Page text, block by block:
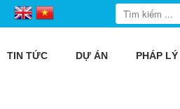
TIN TỨC DỰ ÁN PHÁP LÝ